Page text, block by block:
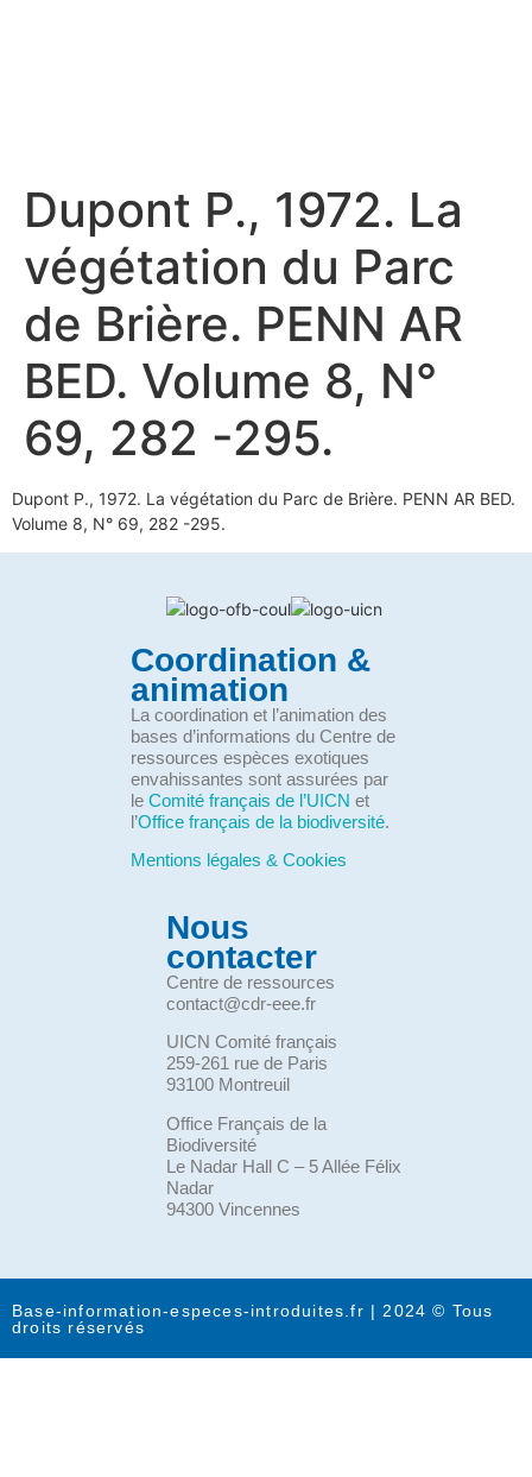
Dupont P., 1972. La
végétation du Parc
de Brière. PENN AR
BED. Volume 8, N°
69, 282 -295.
Dupont P., 1972. La végétation du Parc de Brière. PENN AR BED.
Volume 8, N° 69, 282 -295.
Coordination &
animation
La coordination et l’animation des
bases d’informations du Centre de
ressources espèces exotiques
envahissantes sont assurées par
le Comité français de l’UICN et
l’Office français de la biodiversité.
Mentions légales & Cookies
Nous
contacter
Centre de ressources
contact@cdr-eee.fr
UICN Comité français
259-261 rue de Paris
93100 Montreuil
Office Français de la
Biodiversité
Le Nadar Hall C – 5 Allée Félix
Nadar
94300 Vincennes
Base-information-especes-introduites.fr | 2024 © Tous
droits réservés